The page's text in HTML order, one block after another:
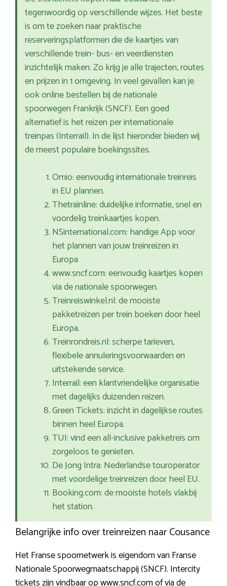
tegenwoordig op verschillende wijzes. Het beste
is om te zoeken naar praktische
reserveringsplatformen die de kaartjes van
verschillende trein- bus- en veerdiensten
inzichtelijk maken. Zo krijg je alle trajecten, routes
en prijzen in 1 omgeving. In veel gevallen kan je
ook online bestellen bij de nationale
spoorwegen Frankrijk (SNCF). Een goed
alternatief is het reizen per internationale
treinpas (Interrail). In de lijst hieronder bieden wij
de meest populaire boekingssites.
Omio: eenvoudig internationale treinreis
in EU plannen.
Thetrainline: duidelijke informatie, snel en
voordelig treinkaartjes kopen.
NSinternational.com: handige App voor
het plannen van jouw treinreizen in
Europa
www.sncf.com: eenvoudig kaartjes kopen
via de nationale spoorwegen.
Treinreiswinkel.nl: de mooiste
pakketreizen per trein boeken door heel
Europa.
Treinrondreis.nl: scherpe tarieven,
flexibele annuleringsvoorwaarden en
uitstekende service.
Interrail: een klantvriendelijke organisatie
met dagelijks duizenden reizen.
Green Tickets: inzicht in dagelijkse routes
binnen heel Europa.
TUI: vind een all-inclusive pakketreis om
zorgeloos te genieten.
De Jong Intra: Nederlandse touroperator
met voordelige treinreizen door heel EU.
Booking.com: de mooiste hotels vlakbij
het station.
Belangrijke info over treinreizen naar Cousance
Het Franse spoornetwerk is eigendom van Franse
Nationale Spoorwegmaatschappij (SNCF). Intercity